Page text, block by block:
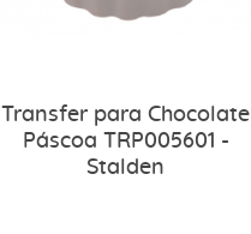
Transfer para Chocolate
Páscoa TRP005601 -
Stalden